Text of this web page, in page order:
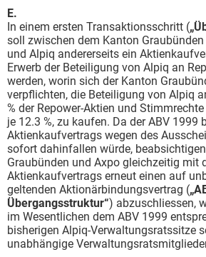
E.
In einem ersten Transaktionsschritt (
soll zwischen dem Kanton
und Alpiq andererseits ein
Erwerb der Beteiligung von Alpiq an
werden, worin sich der Kanton
verpflichten, die Beteiligung von Alpiq
% der Repower-Aktien und
je 12.3 %, zu kaufen. Da der ABV 1999
Aktienkaufvertrags wegen des
sofort dahinfallen würde,
Graubünden und Axpo gleichzeitig mit
Aktienkaufvertrags erneut einen auf
geltenden Aktionärbindungsvertrag (
Übergangsstruktur“) abzuschliessen,
im Wesentlichen dem ABV 1999
bisherigen Alpiq-Verwaltungsratssitze
unabhängige